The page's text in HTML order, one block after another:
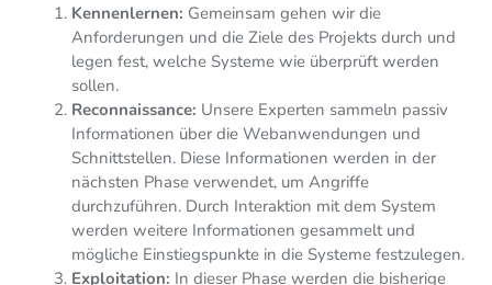
Kennenlernen: Gemeinsam gehen wir die
Anforderungen und die Ziele des Projekts durch und
legen fest, welche Systeme wie überprüft werden
sollen.
Reconnaissance: Unsere Experten sammeln passiv
Informationen über die Webanwendungen und
Schnittstellen. Diese Informationen werden in der
nächsten Phase verwendet, um Angriffe
durchzuführen. Durch Interaktion mit dem System
werden weitere Informationen gesammelt und
mögliche Einstiegspunkte in die Systeme festzulegen.
Exploitation: In dieser Phase werden die bisherige